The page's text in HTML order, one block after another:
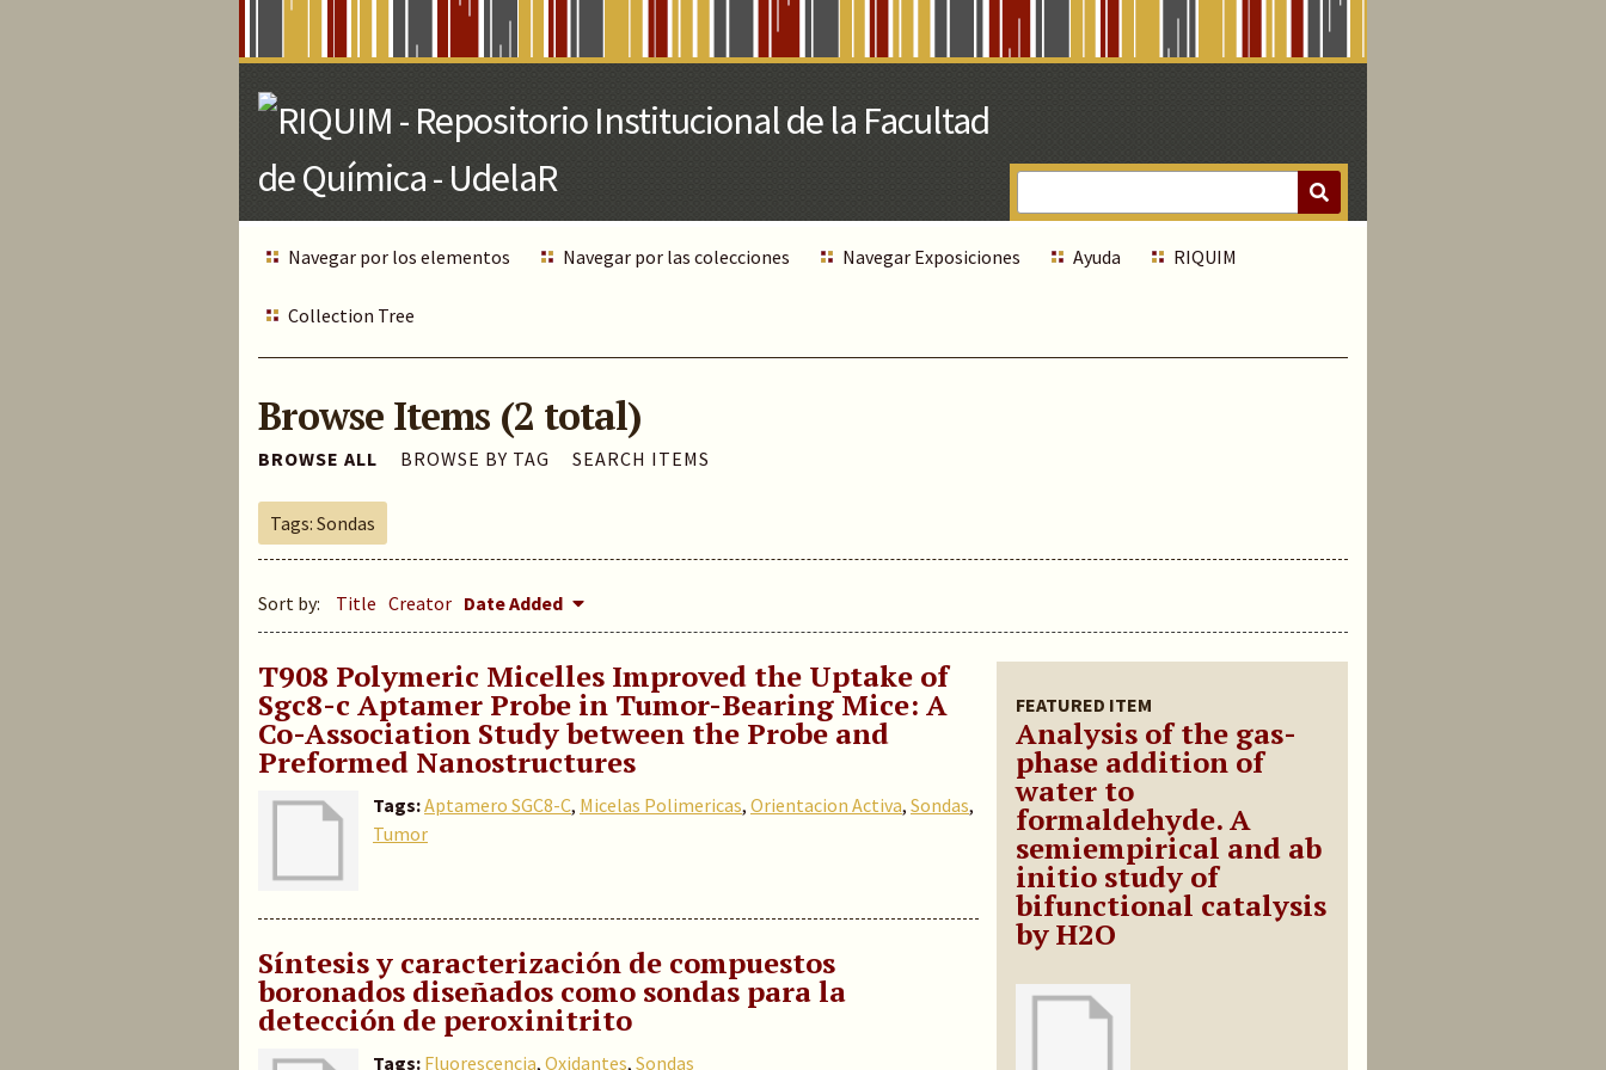
Navegar por los elementos Navegar por las colecciones Navegar Exposiciones Ayuda RIQUIM
Collection Tree
Browse Items (2 total)
BROWSE ALL BROWSE BY TAG SEARCH ITEMS
Tags: Sondas
Sort by: Title Creator Date Added
FEATURED ITEM
Analysis of the gas-
phase addition of
water to
formaldehyde. A
semiempirical and ab
initio study of
bifunctional catalysis
by H2O
T908 Polymeric Micelles Improved the Uptake of
Sgc8-c Aptamer Probe in Tumor-Bearing Mice: A
Co-Association Study between the Probe and
Preformed Nanostructures
Tags:Aptamero SGC8-C, Micelas Polimericas, Orientacion Activa, Sondas,
Tumor
Síntesis y caracterización de compuestos
boronados diseñados como sondas para la
detección de peroxinitrito
Tags: Fluorescencia, Oxidantes, Sondas